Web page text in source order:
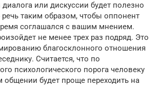
или дискуссии будет полезно
таким образом, чтобы оппонент
соглашался с вашим мнением.
не менее трех раз подряд. Это
благосклонного отношения
Считается, что по
психологического порога человеку
будет проще переходить на